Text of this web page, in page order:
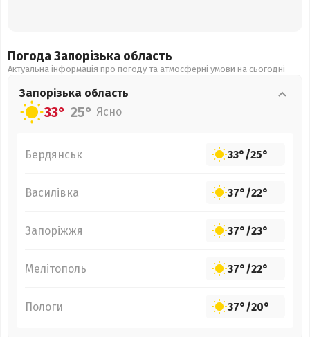
Погода Запорізька область
Актуальна інформація про погоду та атмосферні умови на сьогодні
Запорізька область
33° 25° Ясно
Бердянськ 33°/25°
Василівка 37°/22°
Запоріжжя 37°/23°
Мелітополь 37°/22°
Пологи 37°/20°